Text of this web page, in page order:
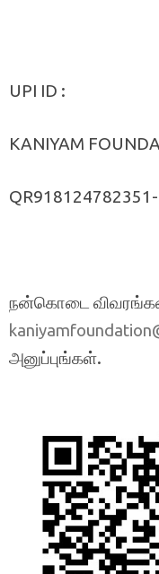
UPI ID :
KANIYAM
நன்கொடை
அனுப்புங்கள்.